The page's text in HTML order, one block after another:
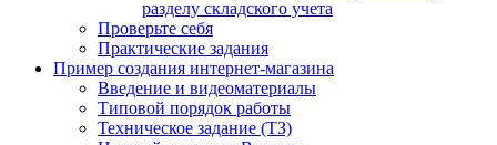
разделу складского учета
Проверьте себя
Практические задания
Пример создания интернет-магазина
Введение и видеоматериалы
Типовой порядок работы
Техническое задание (ТЗ)